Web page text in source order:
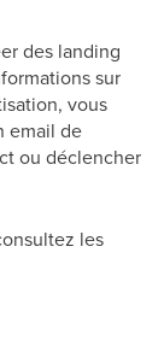
des landing
sur
vous
email de
ou déclencher
les